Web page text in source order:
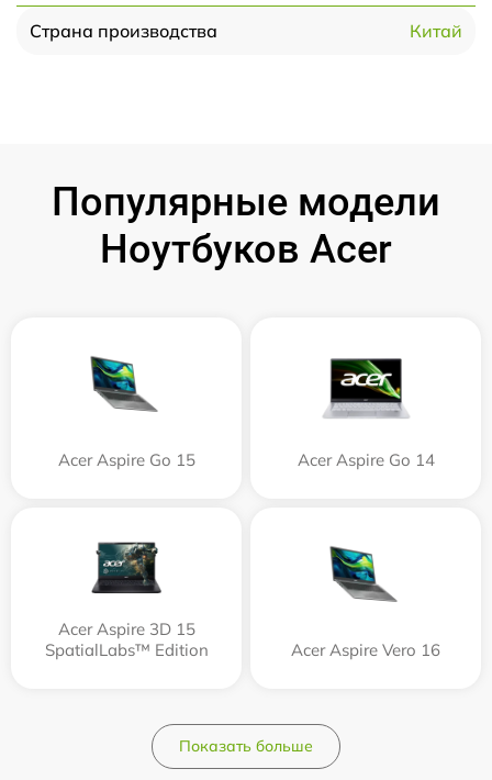
Страна производства Китай
Популярные модели
Ноутбуков Acer
Acer Aspire Go 15 Acer Aspire Go 14
Acer Aspire 3D 15
SpatialLabs™ Edition
Acer Aspire Vero 16
Показать больше